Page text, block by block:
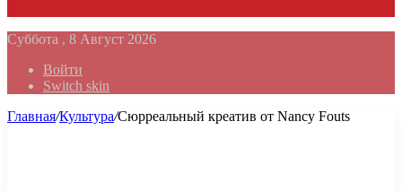
Суббота , 8 Август 2026
Войти
Switch skin
Главная/Культура/Сюрреальный креатив от Nancy Fouts